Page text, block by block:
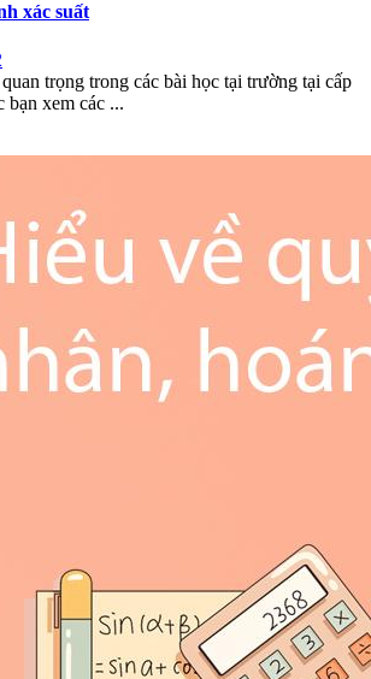
xác suất
trọng trong các bài học tại trường tại cấp
bạn xem các ...